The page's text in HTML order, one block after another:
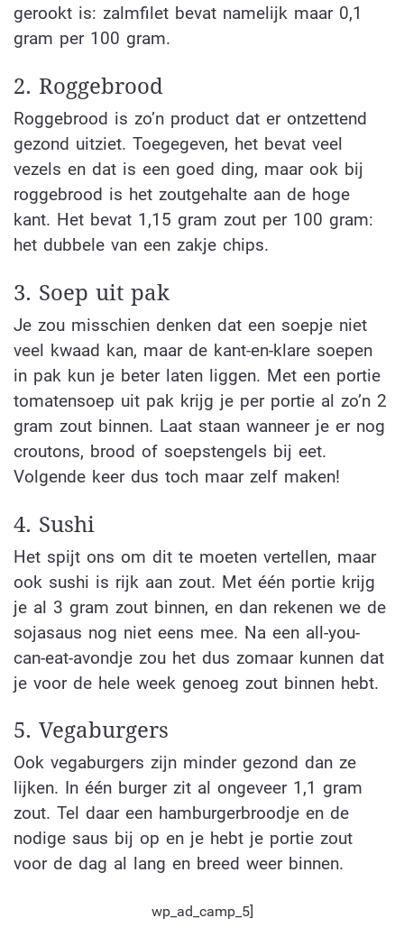
gerookt is: zalmfilet bevat namelijk maar 0,1
gram per 100 gram.
2. Roggebrood
Roggebrood is zo’n product dat er ontzettend
gezond uitziet. Toegegeven, het bevat veel
vezels en dat is een goed ding, maar ook bij
roggebrood is het zoutgehalte aan de hoge
kant. Het bevat 1,15 gram zout per 100 gram:
het dubbele van een zakje chips.
3. Soep uit pak
Je zou misschien denken dat een soepje niet
veel kwaad kan, maar de kant-en-klare soepen
in pak kun je beter laten liggen. Met een portie
tomatensoep uit pak krijg je per portie al zo’n 2
gram zout binnen. Laat staan wanneer je er nog
croutons, brood of soepstengels bij eet.
Volgende keer dus toch maar zelf maken!
4. Sushi
Het spijt ons om dit te moeten vertellen, maar
ook sushi is rijk aan zout. Met één portie krijg
je al 3 gram zout binnen, en dan rekenen we de
sojasaus nog niet eens mee. Na een all-you-
can-eat-avondje zou het dus zomaar kunnen dat
je voor de hele week genoeg zout binnen hebt.
5. Vegaburgers
Ook vegaburgers zijn minder gezond dan ze
lijken. In één burger zit al ongeveer 1,1 gram
zout. Tel daar een hamburgerbroodje en de
nodige saus bij op en je hebt je portie zout
voor de dag al lang en breed weer binnen.
wp_ad_camp_5]